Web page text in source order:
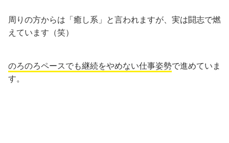
周りの方からは「癒し系」と言われますが、実は闘志で燃
えています（笑）
のろのろペースでも継続をやめない仕事姿勢で進めていま
す。